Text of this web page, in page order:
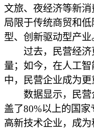
文旅、夜经济等新
局限于传统商贸和
型、创新驱动型产业
过去，民营经济
量；如今，在人工
中，民营企业成为更
数据显示，民营
盖了80%以上的国
高新技术企业，成为